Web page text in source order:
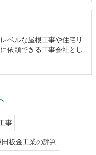
ベルな屋根工事や住宅リ
依頼できる工事会社とし
事
板金工業の評判